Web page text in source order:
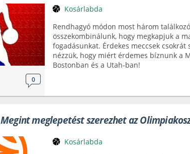
0
Kosárlabda
Rendhagyó módon most három
összekombinálunk, hogy megkapjuk a
fogadásunkat. Érdekes meccsek csokrát
nézzük, hogy miért érdemes bíznunk a
Bostonban és a Utah-ban!
Megint meglepetést szerezhet az
Kosárlabda